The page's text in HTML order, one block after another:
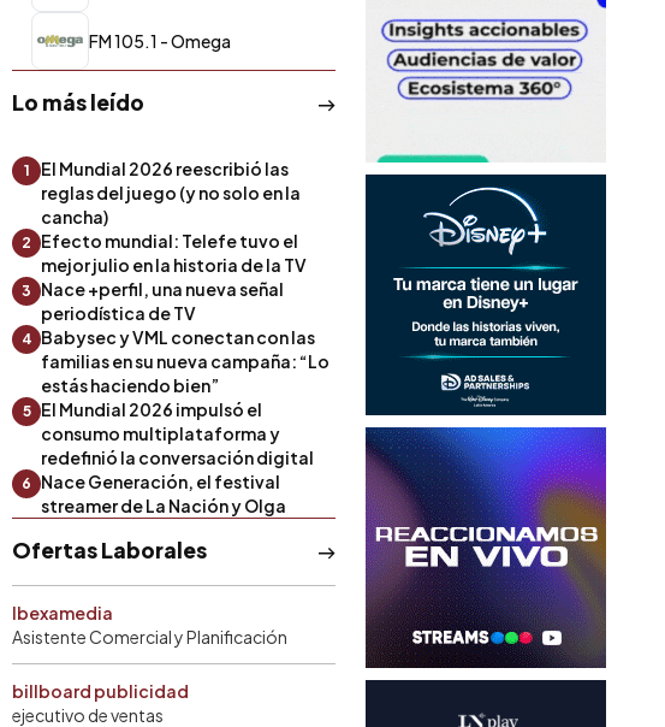
FM 105.1 - Omega
Lo más leído
1
El Mundial 2026 reescribió las
reglas del juego (y no solo en la
cancha)
2
Efecto mundial: Telefe tuvo el
mejor julio en la historia de la TV
3
Nace +perfil, una nueva señal
periodística de TV
4 Babysec y VML conectan con las
familias en su nueva campaña: “Lo
estás haciendo bien”
5
El Mundial 2026 impulsó el
consumo multiplataforma y
redefinió la conversación digital
6
Nace Generación, el festival
streamer de La Nación y Olga
Ofertas Laborales
Ibexamedia
Asistente Comercial y Planificación
billboard publicidad
ejecutivo de ventas